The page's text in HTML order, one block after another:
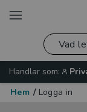
Handlar som:
Hem / Logga in